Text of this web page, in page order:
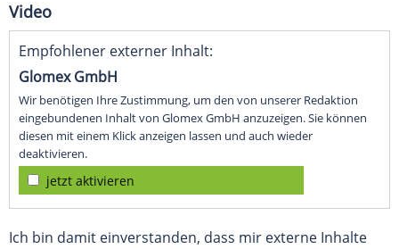
Video
Empfohlener externer Inhalt:
Glomex GmbH
Wir benötigen Ihre Zustimmung, um den von unserer Redaktion
eingebundenen Inhalt von Glomex GmbH anzuzeigen. Sie können
diesen mit einem Klick anzeigen lassen und auch wieder
deaktivieren.
jetzt aktivieren
Ich bin damit einverstanden, dass mir externe Inhalte